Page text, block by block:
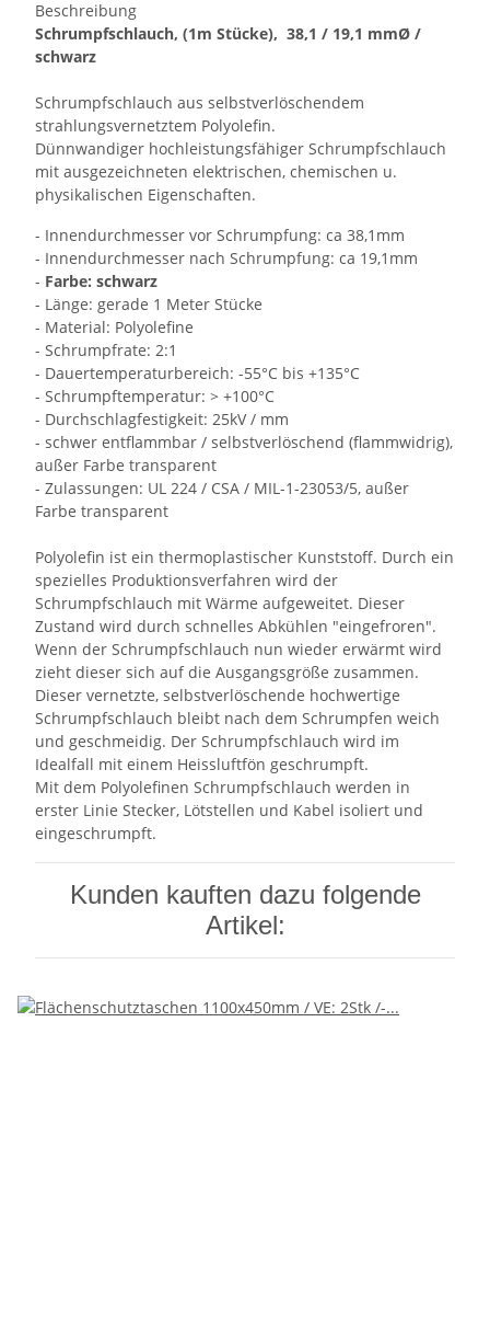
Beschreibung
Schrumpfschlauch, (1m Stücke), 38,1 / 19,1 mmØ /
schwarz
Schrumpfschlauch aus selbstverlöschendem
strahlungsvernetztem Polyolefin.
Dünnwandiger hochleistungsfähiger Schrumpfschlauch
mit ausgezeichneten elektrischen, chemischen u.
physikalischen Eigenschaften.
- Innendurchmesser vor Schrumpfung: ca 38,1mm
- Innendurchmesser nach Schrumpfung: ca 19,1mm
- Farbe: schwarz
- Länge: gerade 1 Meter Stücke
- Material: Polyolefine
- Schrumpfrate: 2:1
- Dauertemperaturbereich: -55°C bis +135°C
- Schrumpftemperatur: > +100°C
- Durchschlagfestigkeit: 25kV / mm
- schwer entflammbar / selbstverlöschend (flammwidrig),
außer Farbe transparent
- Zulassungen: UL 224 / CSA / MIL-1-23053/5, außer
Farbe transparent
Polyolefin ist ein thermoplastischer Kunststoff. Durch ein
spezielles Produktionsverfahren wird der
Schrumpfschlauch mit Wärme aufgeweitet. Dieser
Zustand wird durch schnelles Abkühlen "eingefroren".
Wenn der Schrumpfschlauch nun wieder erwärmt wird
zieht dieser sich auf die Ausgangsgröße zusammen.
Dieser vernetzte, selbstverlöschende hochwertige
Schrumpfschlauch bleibt nach dem Schrumpfen weich
und geschmeidig. Der Schrumpfschlauch wird im
Idealfall mit einem Heissluftfön geschrumpft.
Mit dem Polyolefinen Schrumpfschlauch werden in
erster Linie Stecker, Lötstellen und Kabel isoliert und
eingeschrumpft.
Kunden kauften dazu folgende
Artikel: